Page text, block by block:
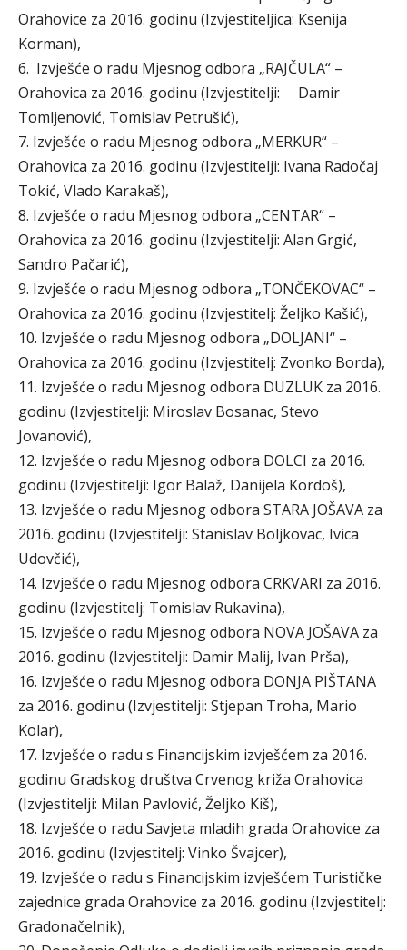
Orahovice za 2016. godinu (Izvjestiteljica: Ksenija
Korman),
6. Izvješće o radu Mjesnog odbora „RAJČULA“ –
Orahovica za 2016. godinu (Izvjestitelji: Damir
Tomljenović, Tomislav Petrušić),
7. Izvješće o radu Mjesnog odbora „MERKUR“ –
Orahovica za 2016. godinu (Izvjestitelji: Ivana Radočaj
Tokić, Vlado Karakaš),
8. Izvješće o radu Mjesnog odbora „CENTAR“ –
Orahovica za 2016. godinu (Izvjestitelji: Alan Grgić,
Sandro Pačarić),
9. Izvješće o radu Mjesnog odbora „TONČEKOVAC“ –
Orahovica za 2016. godinu (Izvjestitelj: Željko Kašić),
10. Izvješće o radu Mjesnog odbora „DOLJANI“ –
Orahovica za 2016. godinu (Izvjestitelj: Zvonko Borda),
11. Izvješće o radu Mjesnog odbora DUZLUK za 2016.
godinu (Izvjestitelji: Miroslav Bosanac, Stevo
Jovanović),
12. Izvješće o radu Mjesnog odbora DOLCI za 2016.
godinu (Izvjestitelji: Igor Balaž, Danijela Kordoš),
13. Izvješće o radu Mjesnog odbora STARA JOŠAVA za
2016. godinu (Izvjestitelji: Stanislav Boljkovac, Ivica
Udovčić),
14. Izvješće o radu Mjesnog odbora CRKVARI za 2016.
godinu (Izvjestitelj: Tomislav Rukavina),
15. Izvješće o radu Mjesnog odbora NOVA JOŠAVA za
2016. godinu (Izvjestitelji: Damir Malij, Ivan Prša),
16. Izvješće o radu Mjesnog odbora DONJA PIŠTANA
za 2016. godinu (Izvjestitelji: Stjepan Troha, Mario
Kolar),
17. Izvješće o radu s Financijskim izvješćem za 2016.
godinu Gradskog društva Crvenog križa Orahovica
(Izvjestitelji: Milan Pavlović, Željko Kiš),
18. Izvješće o radu Savjeta mladih grada Orahovice za
2016. godinu (Izvjestitelj: Vinko Švajcer),
19. Izvješće o radu s Financijskim izvješćem Turističke
zajednice grada Orahovice za 2016. godinu (Izvjestitelj:
Gradonačelnik),